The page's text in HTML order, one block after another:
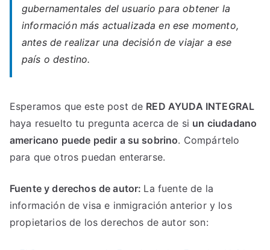
gubernamentales del usuario para obtener la
información más actualizada en ese momento,
antes de realizar una decisión de viajar a ese
país o destino.
Esperamos que este post de RED AYUDA INTEGRAL
haya resuelto tu pregunta acerca de si un ciudadano
americano puede pedir a su sobrino. Compártelo
para que otros puedan enterarse.
Fuente y derechos de autor: La fuente de la
información de visa e inmigración anterior y los
propietarios de los derechos de autor son: